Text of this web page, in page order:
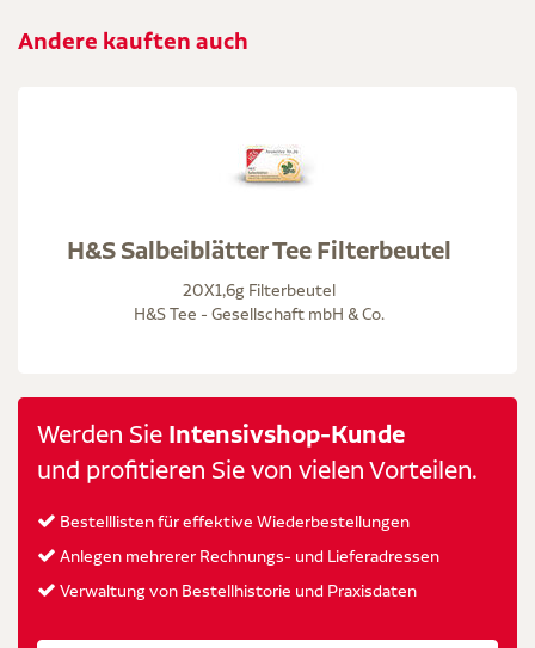
Andere kauften auch
H&S Salbeiblätter Tee Filterbeutel
20X1,6g Filterbeutel
H&S Tee - Gesellschaft mbH & Co.
Werden Sie Intensivshop-Kunde
und profitieren Sie von vielen Vorteilen.
Bestelllisten für effektive Wiederbestellungen
Anlegen mehrerer Rechnungs- und Lieferadressen
Verwaltung von Bestellhistorie und Praxisdaten